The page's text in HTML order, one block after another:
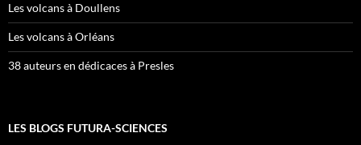
Les volcans à Doullens
Les volcans à Orléans
38 auteurs en dédicaces à Presles
LES BLOGS FUTURA-SCIENCES